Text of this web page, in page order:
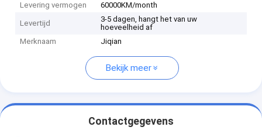
Levering vermogen
60000KM/month
Levertijd
3-5 dagen, hangt het van uw
hoeveelheid af
Merknaam
Jiqian
Bekijk meer
Contactgegevens